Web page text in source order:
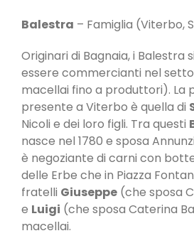
Balestra – Famiglia (Viterbo,
Originari di Bagnaia, i Balestra
essere commercianti nel
macellai fino a produttori). La
presente a Viterbo è quella di
Nicoli e dei loro figli. Tra questi
nasce nel 1780 e sposa
è negoziante di carni con
delle Erbe che in Piazza
fratelli Giuseppe (che sposa
e Luigi (che sposa Caterina
macellai.